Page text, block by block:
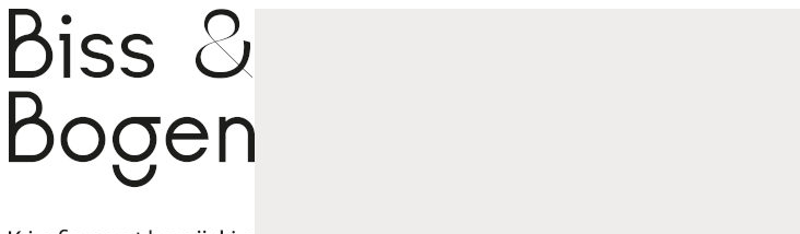
Skip
to
content